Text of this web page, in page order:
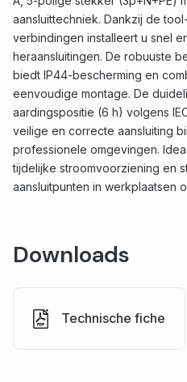
aansluittechniek. Dankzij de
verbindingen installeert u snel
heraansluitingen. De robuuste
biedt IP44-bescherming en
eenvoudige montage. De
aardingspositie (6 h) volgens
veilige en correcte aansluiting
professionele omgevingen.
tijdelijke stroomvoorziening en
aansluitpunten in werkplaatsen
Downloads
Technische fiche